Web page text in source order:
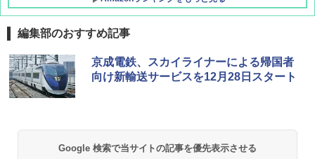
D40 地球の歩き方 チェンマイ タイ北部の魅
力的な町 2026～2027 地球の歩き方D アジア
地球の歩き方 スター・ウォーズ
[キャンパーズコレクション 山善] ポップアッ
プテント 傘みたいに広げて畳める パッとサ
ッとサンシェード キューブ フルクローズ メ
￥6,830
熊撃退スプレー 熊よけスプレー 熊スプレー
【日本企業販売】超強力クマ対策スプレー 30
0ml（連続噴射30秒）110ml（連続噴射15
防災用品 長期保存可能 緊急時用 日本国内発
編集部のおすすめ記事
京成電鉄、スカイライナーによる帰国者
向け新輸送サービスを12月28日スタート
Google 検索で当サイトの記事を優先表示させる